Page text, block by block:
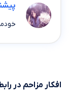
افکار مزاحم در